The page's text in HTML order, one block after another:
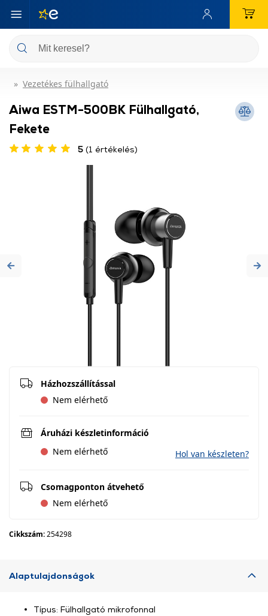
Vezetékes fülhallgató
Aiwa ESTM-500BK Fülhallgató,
Fekete
5 (1 értékelés)
Previous
Házhozszállítással
Nem elérhető
Áruházi készletinformáció
Nem elérhető
Hol van készleten?
Csomagponton átvehető
Nem elérhető
Cikkszám:254298
Alaptulajdonságok
Típus: Fülhallgató mikrofonnal